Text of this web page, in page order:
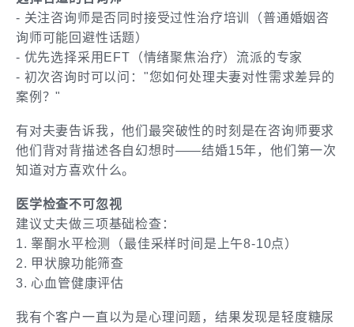
- 关注咨询师是否同时接受过性治疗培训（普通婚姻咨
询师可能回避性话题）
- 优先选择采用EFT（情绪聚焦治疗）流派的专家
- 初次咨询时可以问："您如何处理夫妻对性需求差异的
案例？"
有对夫妻告诉我，他们最突破性的时刻是在咨询师要求
他们背对背描述各自幻想时——结婚15年，他们第一次
知道对方喜欢什么。
医学检查不可忽视
建议丈夫做三项基础检查：
1. 睾酮水平检测（最佳采样时间是上午8-10点）
2. 甲状腺功能筛查
3. 心血管健康评估
我有个客户一直以为是心理问题，结果发现是轻度糖尿